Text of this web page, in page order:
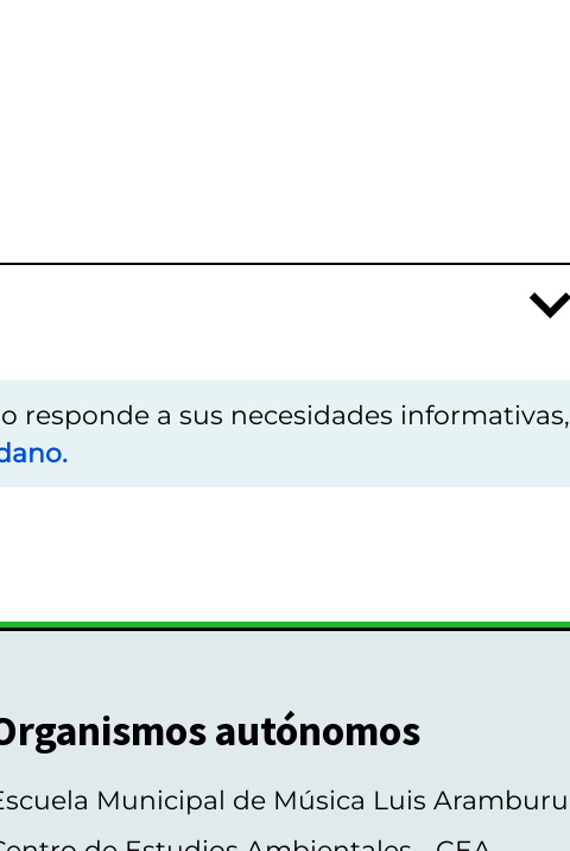
responde a sus necesidades informativas,
autónomos
Municipal de Música Luis Aramburu